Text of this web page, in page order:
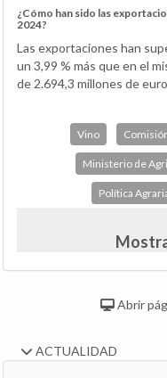
¿Cómo han sido las
2024?
Las exportaciones han
un 3,99 % más que en el
de 2.694,3 millones de
Vino
Ministerio de
Política
Abrir
ACTUALIDAD